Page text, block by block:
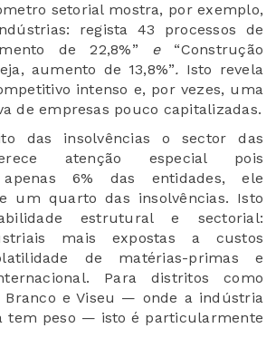
setorial mostra, por exemplo,
regista 43 processos de
de 22,8%” e “Construção
aumento de 13,8%”. Isto revela
intenso e, por vezes, uma
de empresas pouco capitalizadas.
das insolvências o sector das
atenção especial pois
apenas 6% das entidades, ele
um quarto das insolvências. Isto
estrutural e sectorial:
mais expostas a custos
de matérias-primas e
Para distritos como
Branco e Viseu — onde a indústria
tem peso — isto é particularmente